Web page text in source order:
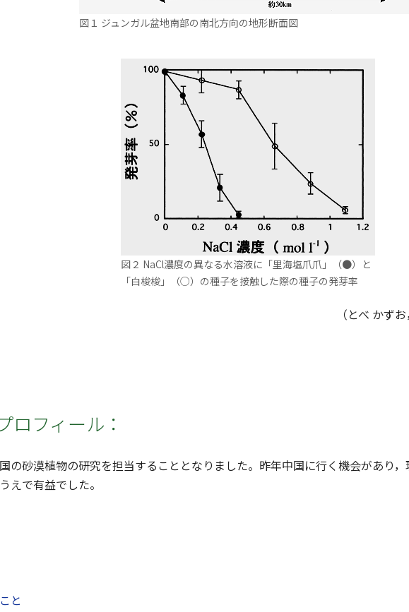
図１ ジュンガル盆地南部の南北方向の地形断面図
図２ NaCl濃度の異なる水溶液に「里海塩爪爪」（●）と
「白梭梭」（○）の種子を接触した際の種子の発芽率
（とべ かず
ロフィール：
の砂漠植物の研究を担当することとなりました。昨年中国に行く機会があり
えで有益でした。
と